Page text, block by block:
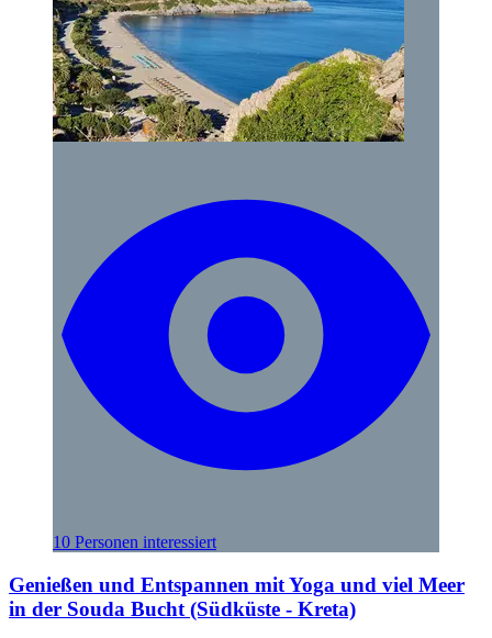
10 Personen interessiert
Genießen und Entspannen mit Yoga und viel Meer
in der Souda Bucht (Südküste - Kreta)